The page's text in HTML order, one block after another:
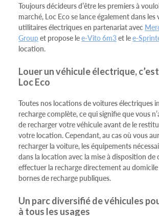
Toujours décideurs d’être les premiers à
marché, Loc Eco se lance également dans les
utilitaires électriques en partenariat avec
Groupet propose lee-Vito 6m3et lee-
location.
Louer un véhicule électrique,
Loc Eco
Toutes nos locations de voitures électriques
recharge complète, ce qui signifie que vous
de recharger votre véhicule avant de le
votre location. Cependant, au cas où vous
recharger la voiture, les équipements
dans la location avec la mise à disposition de
effectuer la recharge directement au
bornes de recharge publiques.
Un parc diversifié de véhicules
à tous les usages